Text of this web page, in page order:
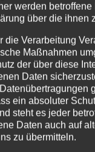
werden
über die ihnen
die Verarbeitung
Maßnahmen
der über diese
Daten
ein absoluter
steht es jeder
Daten auch auf
zu übermitteln.